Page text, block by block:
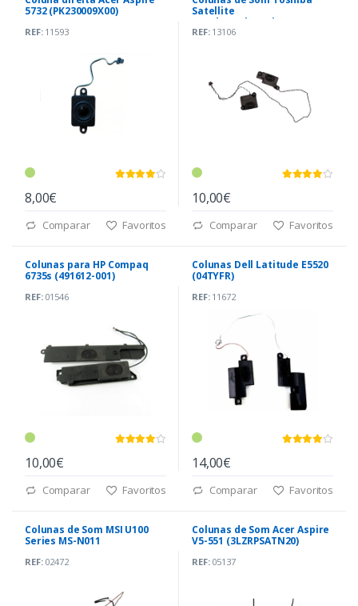
5732 (PK230009X00)
REF:11593
8,00€
Comparar Favoritos
Satellite
C855|C850|L850|L875
(PK230005O00)
REF:13106
10,00€
Comparar Favoritos
Colunas para HP Compaq
6735s (491612-001)
REF:01546
10,00€
Comparar Favoritos
Colunas Dell Latitude E5520
(04TYFR)
REF:11672
14,00€
Comparar Favoritos
Colunas de Som MSI U100
Series MS-N011
REF:02472
Colunas de Som Acer Aspire
V5-551 (3LZRPSATN20)
REF:05137